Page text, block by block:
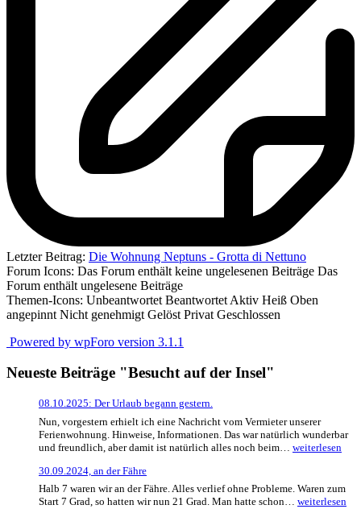
Letzter Beitrag: Die Wohnung Neptuns - Grotta di Nettuno
Forum Icons: Das Forum enthält keine ungelesenen Beiträge Das
Forum enthält ungelesene Beiträge
Themen-Icons: Unbeantwortet Beantwortet Aktiv Heiß Oben
angepinnt Nicht genehmigt Gelöst Privat Geschlossen
Powered by wpForo version 3.1.1
Neueste Beiträge "Besucht auf der Insel"
08.10.2025: Der Urlaub begann gestern.
Nun, vorgestern erhielt ich eine Nachricht vom Vermieter unserer
Ferienwohnung. Hinweise, Informationen. Das war natürlich wunderbar
und freundlich, aber damit ist natürlich alles noch beim… 08.10.2025:
begann
gestern.
weiterlesen
30.09.2024, an der Fähre
Halb 7 waren wir an der Fähre. Alles verlief ohne Probleme. Waren zum
Start 7 Grad, so hatten wir nun 21 Grad. Man hatte schon… 30.09.2024,
weiterlesen